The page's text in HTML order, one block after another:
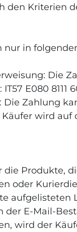
den
nur in
Die
E080 8111
Zahlung
wird
die
oder
der E-Mail-
wird der